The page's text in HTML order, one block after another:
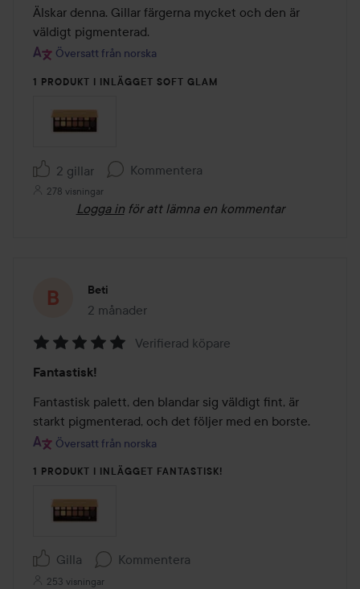
av
5
Älskar denna. Gillar färgerna mycket och den är
väldigt pigmenterad.
Översatt från norska
1 PRODUKT I INLÄGGET SOFT GLAM
2 gillar Kommentera
278 visningar
Logga in för att lämna en kommentar
Beti
2 månader
Inlägget skapades 2 månader
5
av
5
Verifierad köpare
Fantastisk!
Fantastisk palett, den blandar sig väldigt fint, är
starkt pigmenterad, och det följer med en borste.
Översatt från norska
1 PRODUKT I INLÄGGET FANTASTISK!
Gilla Kommentera
253 visningar